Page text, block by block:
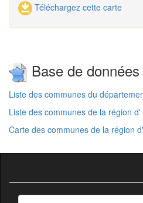
Téléchargez cette carte
Base de données
Liste des communes du
Liste des communes de la région
Carte des communes de la région